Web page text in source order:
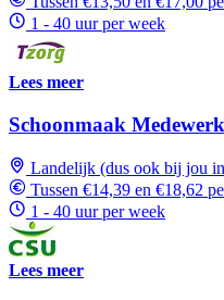
1 - 40 uur per week
Lees meer
Schoonmaak
Landelijk (dus ook bij jou
Tussen €14,39 en €18,62
1 - 40 uur per week
Lees meer